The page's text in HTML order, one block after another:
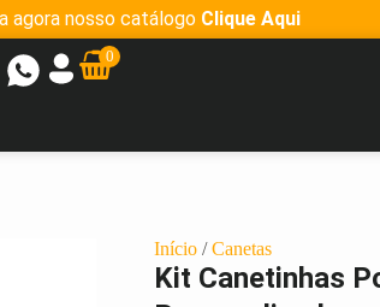
agora nosso catálogo Clique Aqui
0
Início /Canetas
Kit Canetinhas